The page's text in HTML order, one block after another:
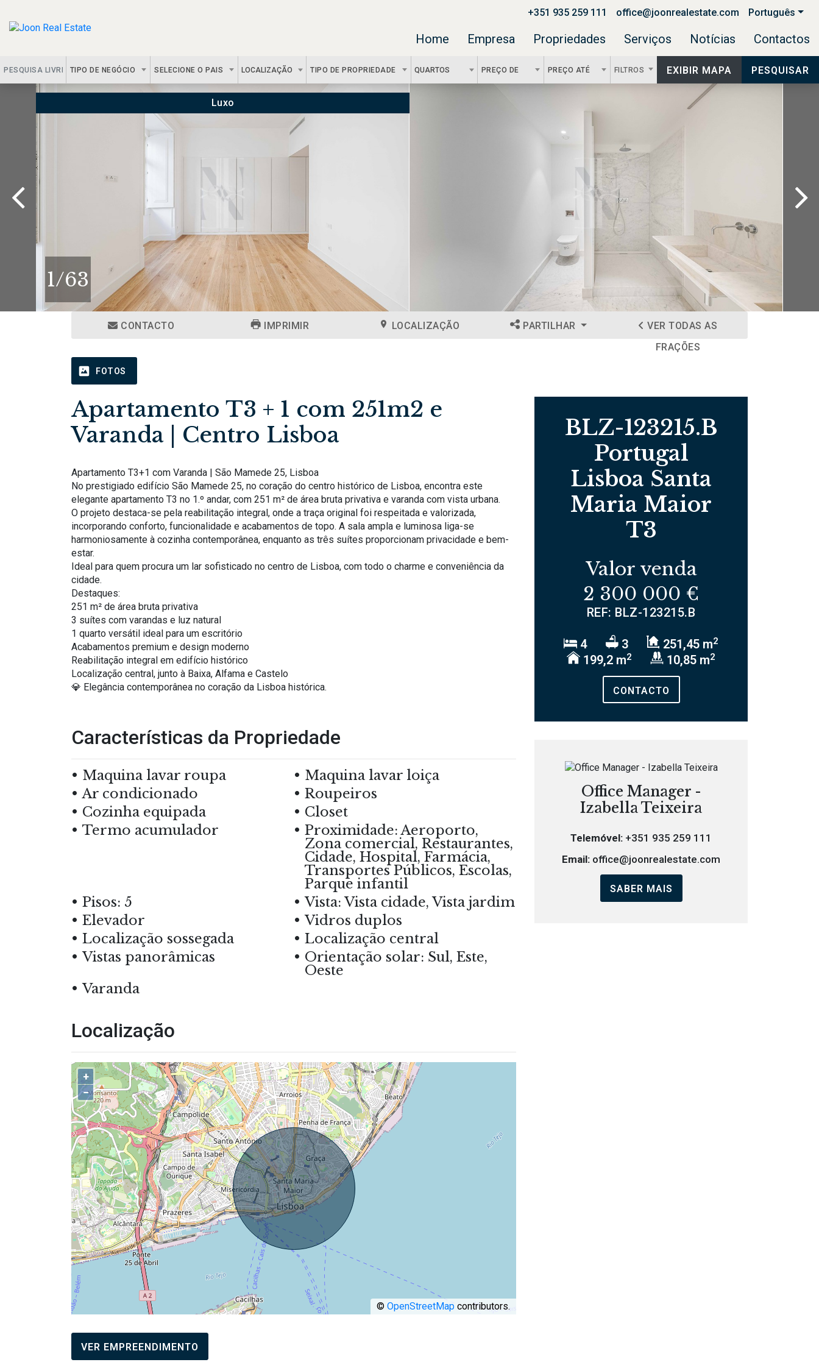
+351 935 259 111 office@joonrealestate.com Português
Home Empresa Propriedades Serviços Notícias Contactos
TIPO DE NEGÓCIO SELECIONE O PAIS LOCALIZAÇÃO TIPO DE PROPRIEDADE QUARTOS PREÇO DE PREÇO ATÉ FILTROS EXIBIR MAPA PESQUISAR
Luxo
1/63
CONTACTO IMPRIMIR LOCALIZAÇÃO PARTILHAR
VER TODAS AS
FRAÇÕES
FOTOS
Apartamento T3 + 1 com 251m2 e
Varanda | Centro Lisboa
Apartamento T3+1 com Varanda | São Mamede 25, Lisboa
No prestigiado edifício São Mamede 25, no coração do centro histórico de Lisboa, encontra este
elegante apartamento T3 no 1.º andar, com 251 m² de área bruta privativa e varanda com vista urbana.
O projeto destaca-se pela reabilitação integral, onde a traça original foi respeitada e valorizada,
incorporando conforto, funcionalidade e acabamentos de topo. A sala ampla e luminosa liga-se
harmoniosamente à cozinha contemporânea, enquanto as três suítes proporcionam privacidade e bem-
estar.
Ideal para quem procura um lar sofisticado no centro de Lisboa, com todo o charme e conveniência da
cidade.
Destaques:
251 m² de área bruta privativa
3 suítes com varandas e luz natural
1 quarto versátil ideal para um escritório
Acabamentos premium e design moderno
Reabilitação integral em edifício histórico
Localização central, junto à Baixa, Alfama e Castelo
💎 Elegância contemporânea no coração da Lisboa histórica.
Características da Propriedade
Maquina lavar roupa
Maquina lavar loiça
Ar condicionado
Roupeiros
Cozinha equipada
Closet
Termo acumulador
Proximidade: Aeroporto,
Zona comercial, Restaurantes,
Cidade, Hospital, Farmácia,
Transportes Públicos, Escolas,
Parque infantil
Pisos: 5
Vista: Vista cidade, Vista jardim
Elevador
Vidros duplos
Localização sossegada
Localização central
Vistas panorâmicas
Orientação solar: Sul, Este,
Oeste
Varanda
Localização
+
−
© OpenStreetMap contributors.
VER EMPREENDIMENTO
BLZ-123215.B
Portugal
Lisboa Santa
Maria Maior
T3
Valor venda
2 300 000 €
REF: BLZ-123215.B
4 3 251,45 m2
199,2 m2 10,85 m2
CONTACTO
Office Manager -
Izabella Teixeira
Telemóvel: +351 935 259 111
Email: office@joonrealestate.com
SABER MAIS